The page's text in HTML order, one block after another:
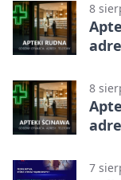
8
8
7